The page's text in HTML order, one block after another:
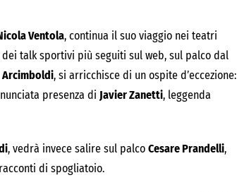
Ventola, continua il suo viaggio nei teatri
dei talk sportivi più seguiti sul web, sul palco dal
Arcimboldi, si arricchisce di un ospite d’eccezione:
presenza di Javier Zanetti, leggenda
, vedrà invece salire sul palco Cesare Prandelli,
di spogliatoio.